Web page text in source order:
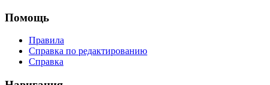
Помощь
Правила
Справка по редактированию
Справка